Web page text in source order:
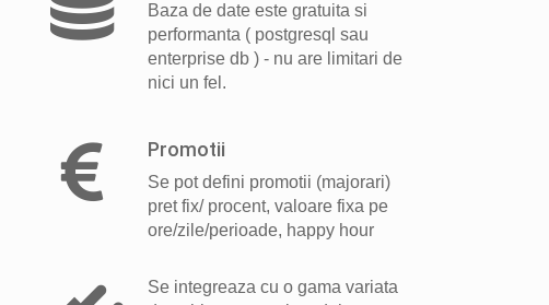
Baza de date este gratuita si
performanta ( postgresql sau
enterprise db ) - nu are limitari de
nici un fel.
Promotii
Se pot defini promotii (majorari)
pret fix/ procent, valoare fixa pe
ore/zile/perioade, happy hour
Se integreaza cu o gama variata